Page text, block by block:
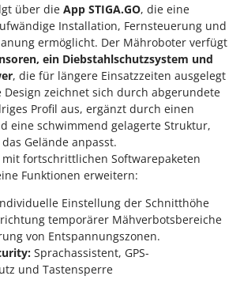
für Traktoren
Aufsitzmäher
- Kantenschneider
- Motorsensen - Freischneider
über die App STIGA.GO, die eine
Installation, Fernsteuerung und
ermöglicht. Der Mähroboter verfügt
ein Diebstahlschutzsystem und
, die für längere Einsatzzeiten ausgelegt
Design zeichnet sich durch abgerundete
Profil aus, ergänzt durch einen
eine schwimmend gelagerte Struktur,
Gelände anpasst.
fortschrittlichen Softwarepaketen
Funktionen erweitern:
Einstellung der Schnitthöhe
temporärer Mähverbotsbereiche
von Entspannungszonen.
Sprachassistent, GPS-
und Tastensperre